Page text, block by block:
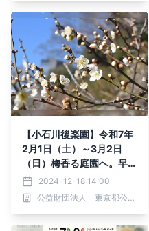
プン！
【小石川後楽園】令和7年
2月1日（土）～3月2日
（日）梅香る庭園へ。早春
を楽しむ“梅まつり”開催！
2024-12-18 14:00
公益財団法人 東京都公園協会